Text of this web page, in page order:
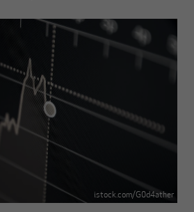
istock.com/G0d4ather